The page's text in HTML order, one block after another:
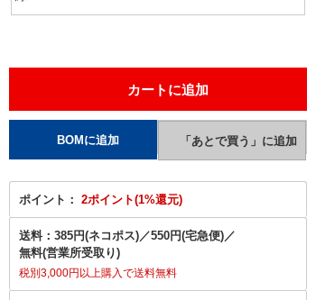
ポイント： 2ポイント(1%還元)
送料： 385円(ネコポス)／550円(宅急便)／
無料(営業所受取り)
税別3,000円以上購入で送料無料